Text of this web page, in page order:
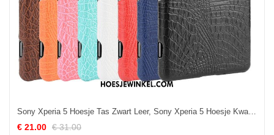
Sony Xperia 5 Hoesje Tas Zwart Leer, Sony Xperia 5 Hoesje Kwaliteit Mobiele Telefoon
€ 21.00 € 31.00